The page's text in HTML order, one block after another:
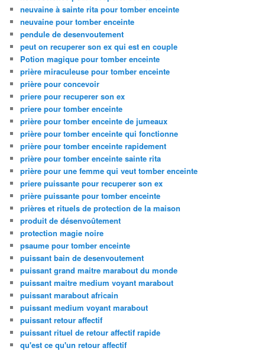
neuvaine à sainte rita pour tomber enceinte
neuvaine pour tomber enceinte
pendule de desenvoutement
peut on recuperer son ex qui est en couple
Potion magique pour tomber enceinte
prière miraculeuse pour tomber enceinte
prière pour concevoir
priere pour recuperer son ex
priere pour tomber enceinte
prière pour tomber enceinte de jumeaux
prière pour tomber enceinte qui fonctionne
prière pour tomber enceinte rapidement
prière pour tomber enceinte sainte rita
prière pour une femme qui veut tomber enceinte
priere puissante pour recuperer son ex
prière puissante pour tomber enceinte
prières et rituels de protection de la maison
produit de désenvoûtement
protection magie noire
psaume pour tomber enceinte
puissant bain de desenvoutement
puissant grand maitre marabout du monde
puissant maitre medium voyant marabout
puissant marabout africain
puissant medium voyant marabout
puissant retour affectif
puissant rituel de retour affectif rapide
qu'est ce qu'un retour affectif